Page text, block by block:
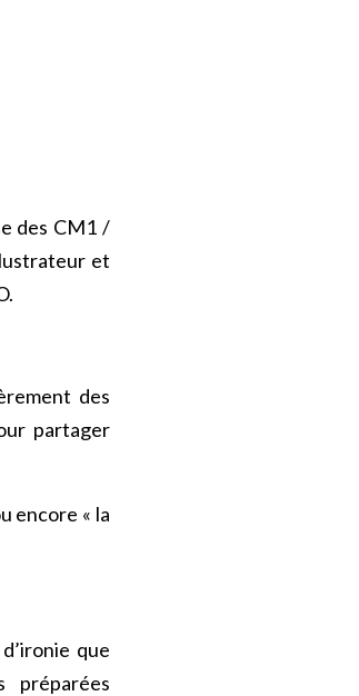
des CM1 /
et
des
partager
encore « la
que
préparées